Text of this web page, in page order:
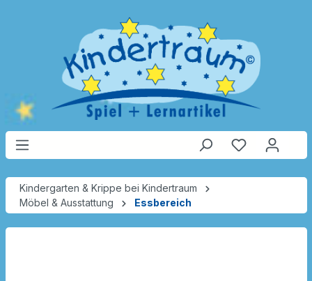
Kindergarten & Krippe bei Kindertraum
Möbel & Ausstattung
Essbereich